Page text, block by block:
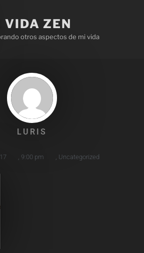
VIDA ZEN
otros aspectos de mi vida
LURIS
9:00 pm Uncategorized